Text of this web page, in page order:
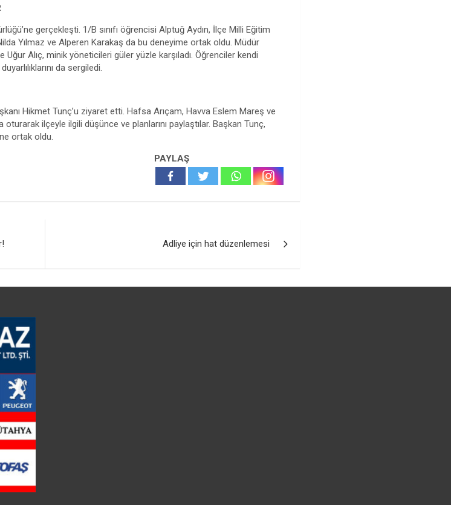
gerçekleşti. 1/B sınıfı öğrencisi Alptuğ Aydın, İlçe Milli Eğitim
Yılmaz ve Alperen Karakaş da bu deneyime ortak oldu. Müdür
Alıç, minik yöneticileri güler yüzle karşıladı. Öğrenciler kendi
da sergiledi.
Hikmet Tunç’u ziyaret etti. Hafsa Arıçam, Havva Eslem Mareş ve
ilçeyle ilgili düşünce ve planlarını paylaştılar. Başkan Tunç,
ortak oldu.
PAYLAŞ
Adliye için hat düzenlemesi